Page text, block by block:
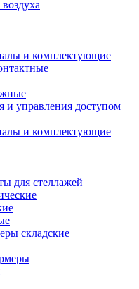
и комплектующие
и управления доступом
и комплектующие
для стеллажей
складские